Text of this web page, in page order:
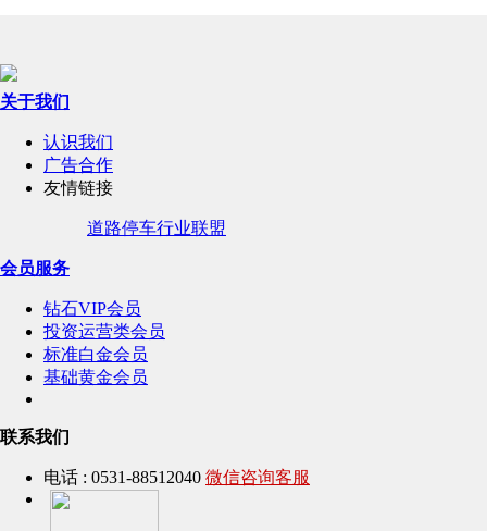
关于我们
认识我们
广告合作
友情链接
道路停车行业联盟
会员服务
钻石VIP会员
投资运营类会员
标准白金会员
基础黄金会员
联系我们
电话 : 0531-88512040 微信咨询客服